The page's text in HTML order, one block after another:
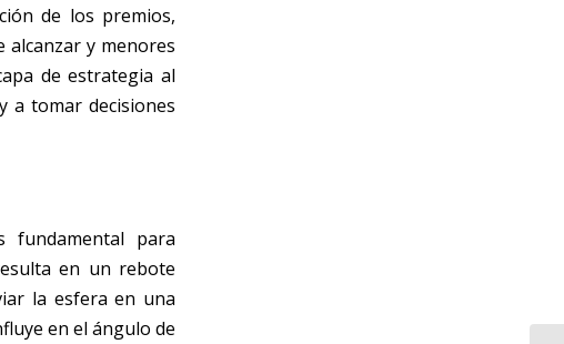
de los premios,
alcanzar y menores
de estrategia al
a tomar decisiones
fundamental para
en un rebote
la esfera en una
en el ángulo de